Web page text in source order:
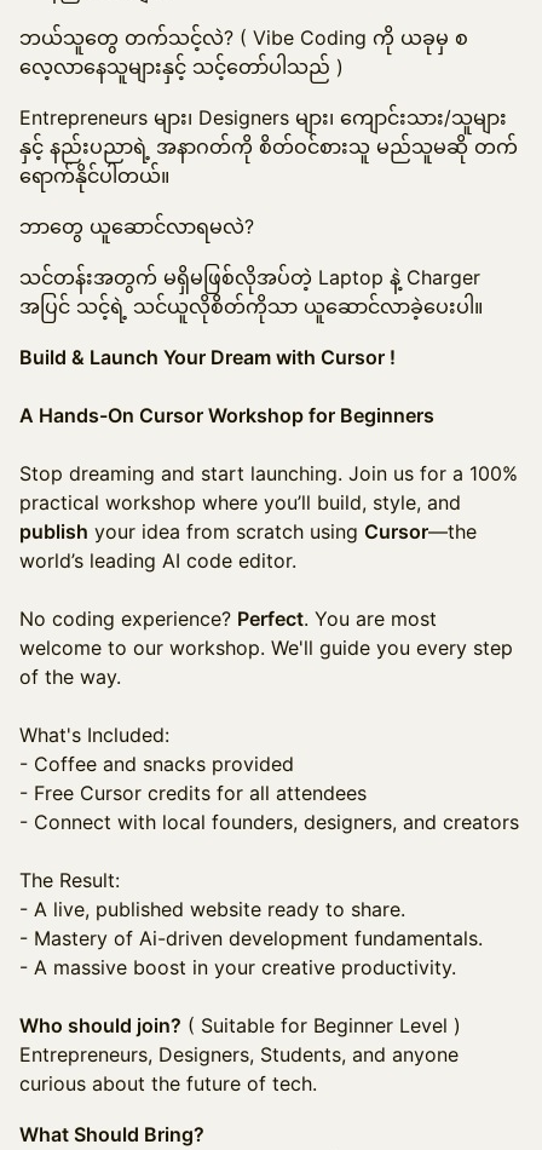
ဘယ်သူတွေ တက်သင့်လဲ? ( Vibe Coding ကို ယခုမှ စ
လေ့လာနေသူများနှင့် သင့်တော်ပါသည် )
Entrepreneurs များ၊ Designers များ၊ ကျောင်းသား/သူများ
နှင့် နည်းပညာရဲ့ အနာဂတ်ကို စိတ်ဝင်စားသူ မည်သူမဆို တက်
ရောက်နိုင်ပါတယ်။
ဘာတွေ ယူဆောင်လာရမလဲ?
သင်တန်းအတွက် မရှိမဖြစ်လိုအပ်တဲ့ Laptop နဲ့ Charger
အပြင် သင့်ရဲ့ သင်ယူလိုစိတ်ကိုသာ ယူဆောင်လာခဲ့ပေးပါ။
Build & Launch Your Dream with Cursor !
A Hands-On Cursor Workshop for Beginners
Stop dreaming and start launching. Join us for a 100%
practical workshop where you’ll build, style, and
publish your idea from scratch using Cursor—the
world’s leading AI code editor.
No coding experience? Perfect. You are most
welcome to our workshop. We'll guide you every step
of the way.
What's Included:
- Coffee and snacks provided
- Free Cursor credits for all attendees
- Connect with local founders, designers, and creators
The Result:
- A live, published website ready to share.
- Mastery of Ai-driven development fundamentals.
- A massive boost in your creative productivity.
Who should join? ( Suitable for Beginner Level )
Entrepreneurs, Designers, Students, and anyone
curious about the future of tech.
What Should Bring?